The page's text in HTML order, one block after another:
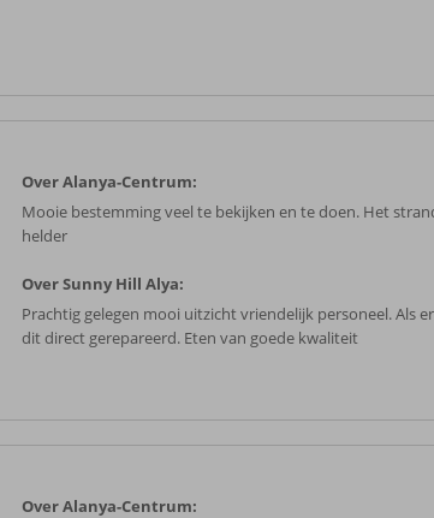
Over Alanya-Centrum:
Mooie bestemming veel te bekijken en te doen. Het
helder
Over Sunny Hill Alya:
Prachtig gelegen mooi uitzicht vriendelijk personeel. Als
dit direct gerepareerd. Eten van goede kwaliteit
Over Alanya-Centrum: